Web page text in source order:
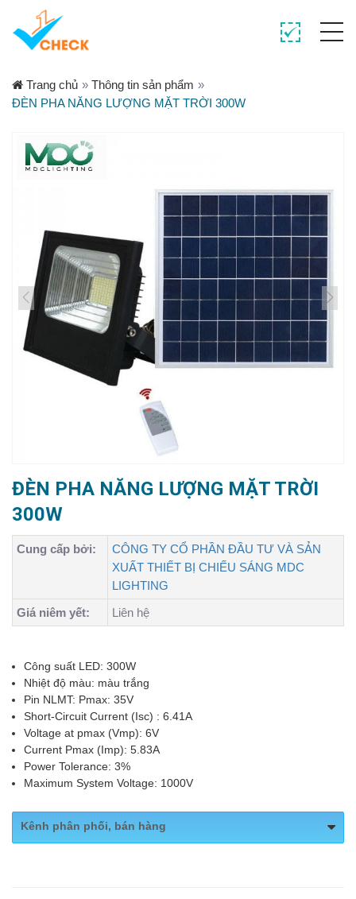
Trang chủ » Thông tin sản phẩm »
ĐÈN PHA NĂNG LƯỢNG MẶT TRỜI 300W
ĐÈN PHA NĂNG LƯỢNG MẶT TRỜI
300W
Cung cấp bởi:
CÔNG TY CỔ PHẦN ĐẦU TƯ VÀ SẢN
XUẤT THIẾT BỊ CHIẾU SÁNG MDC
LIGHTING
Giá niêm yết:
Liên hệ
Công suất LED: 300W
Nhiệt độ màu: màu trắng
Pin NLMT: Pmax: 35V
Short-Circuit Current (Isc) : 6.41A
Voltage at pmax (Vmp): 6V
Current Pmax (Imp): 5.83A
Power Tolerance: 3%
Maximum System Voltage: 1000V
Kênh phân phối, bán hàng